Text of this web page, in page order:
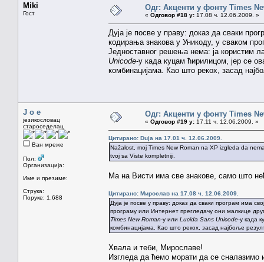
Miki
Гост
Одг: Акценти у фонту Times
« Одговор #18 у: 17.08 ч. 12.06.2009. »
Дуја је посве у праву: доказ да сваки
кодирања знакова у Уникоду, у сваком
Једноставног решења нема: ја користим
Unicode-у када куцам ћирилицом, јер се
комбинацијама. Као што рекох, засад
J o e
језикословац
староседелац
Ван мреже
Пол:
Организација:
Име и презиме:
Струка:
Поруке: 1.688
Одг: Акценти у фонту Times
« Одговор #19 у: 17.11 ч. 12.06.2009. »
Цитирано: Duja на 17.01 ч. 12.06.2009.
Nažalost, moj Times New Roman na XP izgleda da
tvoj sa Viste kompletniji.
Ма на Висти има све знакове, само што
Цитирано: Мирослав на 17.08 ч. 12.06.2009.
Дуја је посве у праву: доказ да сваки програм има
програму или Интернет прегледачу они малкице
Times New Roman-у или Lucida Sans Unicode-у када
комбинацијама. Као што рекох, засад најбоље
Хвала и теби, Мирославе!
Изгледа да ћемо морати да се